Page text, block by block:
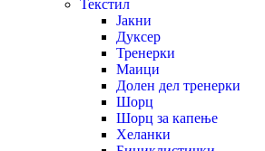
Текстил
Јакни
Дуксер
Тренерки
Маици
Долен дел тренерки
Шорц
Шорц за капење
Хеланки